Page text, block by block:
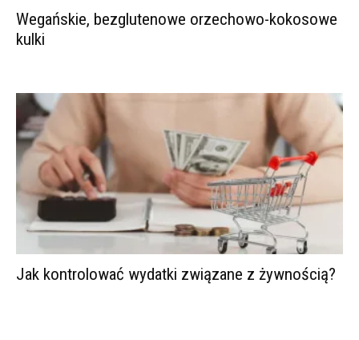
Wegańskie, bezglutenowe orzechowo-kokosowe
kulki
Jak kontrolować wydatki związane z żywnością?